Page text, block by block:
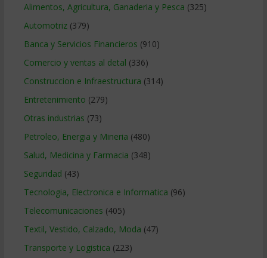
Alimentos, Agricultura, Ganaderia y Pesca (325)
Automotriz(379)
Banca y Servicios Financieros (910)
Comercio y ventas al detal (336)
Construccion e Infraestructura (314)
Entretenimiento (279)
Otras industrias (73)
Petroleo, Energia y Mineria (480)
Salud, Medicina y Farmacia (348)
Seguridad (43)
Tecnologia, Electronica e Informatica (96)
Telecomunicaciones (405)
Textil, Vestido, Calzado, Moda (47)
Transporte y Logistica (223)